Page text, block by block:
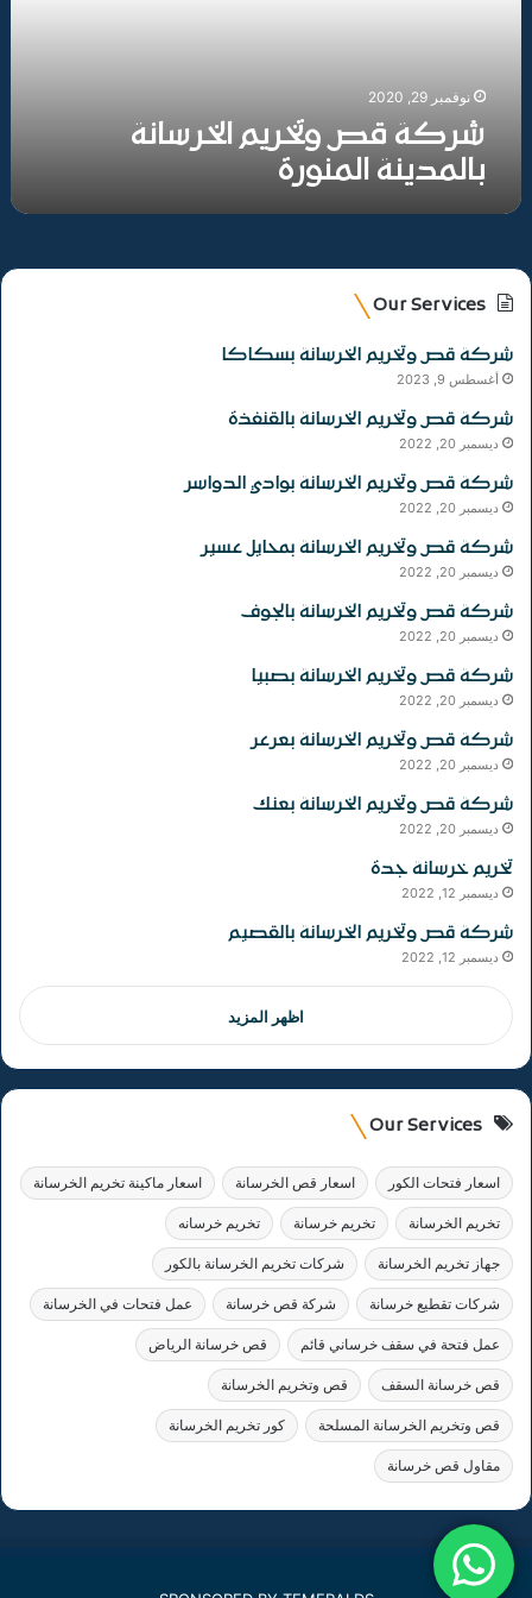
نوفمبر 29, 2020
شركة قص وتخريم الخرسانة
بالمدينة المنورة
Our Services
شركة قص وتخريم الخرسانة بسكاكا
أغسطس 9, 2023
شركة قص وتخريم الخرسانة بالقنفذة
ديسمبر 20, 2022
شركة قص وتخريم الخرسانة بوادي الدواسر
ديسمبر 20, 2022
شركة قص وتخريم الخرسانة بمحايل عسير
ديسمبر 20, 2022
شركة قص وتخريم الخرسانة بالجوف
ديسمبر 20, 2022
شركة قص وتخريم الخرسانة بصبيا
ديسمبر 20, 2022
شركة قص وتخريم الخرسانة بعرعر
ديسمبر 20, 2022
شركة قص وتخريم الخرسانة بعنك
ديسمبر 20, 2022
تخريم خرسانة جدة
ديسمبر 12, 2022
شركة قص وتخريم الخرسانة بالقصيم
ديسمبر 12, 2022
اظهر المزيد
Our Services
اسعار فتحات الكور اسعار قص الخرسانة اسعار ماكينة تخريم الخرسانة
تخريم الخرسانة تخريم خرسانة تخريم خرسانه
جهاز تخريم الخرسانة شركات تخريم الخرسانة بالكور
شركات تقطيع خرسانة شركة قص خرسانة عمل فتحات في الخرسانة
عمل فتحة في سقف خرساني قائم قص خرسانة الرياض
قص خرسانة السقف قص وتخريم الخرسانة
قص وتخريم الخرسانة المسلحة كور تخريم الخرسانة
مقاول قص خرسانة